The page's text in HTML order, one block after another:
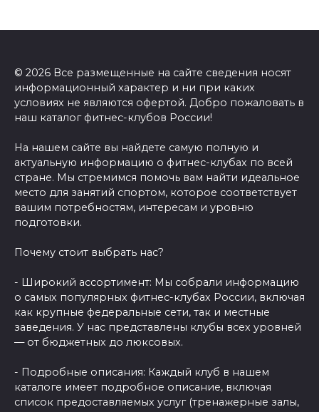
© 2026 Все размещенные на сайте сведения носят
информационный характер и ни при каких
условиях не являются офертой. Добро пожаловать в
наш каталог фитнес-клубов России!
На нашем сайте вы найдете самую полную и
актуальную информацию о фитнес-клубах по всей
стране. Мы стремимся помочь вам найти идеальное
место для занятий спортом, которое соответствует
вашим потребностям, интересам и уровню
подготовки.
Почему стоит выбрать нас?
- Широкий ассортимент: Мы собрали информацию
о самых популярных фитнес-клубах России, включая
как крупные федеральные сети, так и местные
заведения. У нас представлены клубы всех уровней
— от бюджетных до люксовых.
- Подробные описания: Каждый клуб в нашем
каталоге имеет подробное описание, включая
список предоставляемых услуг (тренажерные залы,